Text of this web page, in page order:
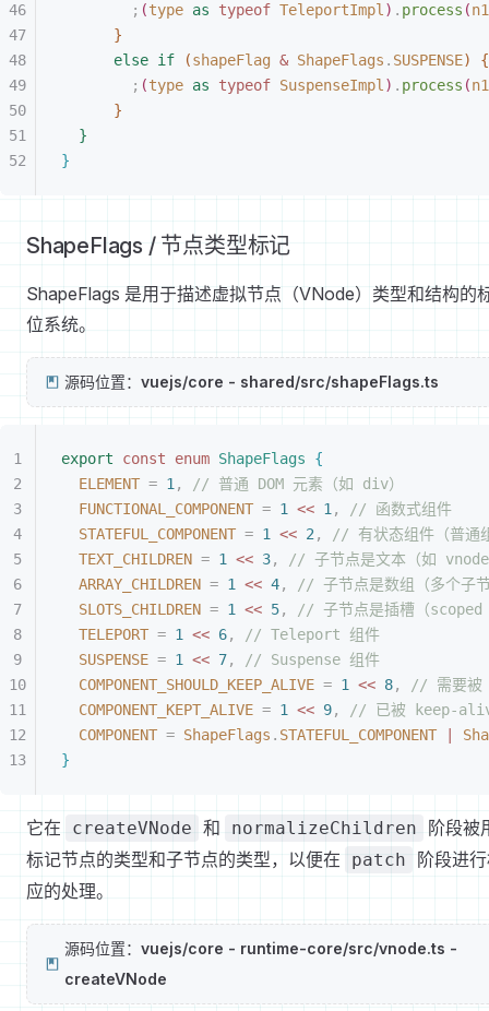
; (type as typeof TeleportImpl ) . process (n1
}
else if (shapeFlag & ShapeFlags . SUSPENSE)
{
; (type as typeof SuspenseImpl ) . process (n1
}
}
}
ShapeFlags / 节点类型标记
ShapeFlags 是用于描述虚拟节点（VNode）类型和结构的
位系统。
源码位置： vuejs/core - shared/src/shapeFlags.ts
export const enum ShapeFlags
{
ELEMENT = 1 ,
// 普通 DOM 元素（如 div）
FUNCTIONAL_COMPONENT = 1 << 1 ,
// 函数式组件
STATEFUL_COMPONENT = 1 << 2 ,
// 有状态组件（普通
TEXT_CHILDREN = 1 << 3,
// 子节点是文本（如
ARRAY_CHILDREN = 1 << 4,
// 子节点是数组（多个子
SLOTS_CHILDREN = 1 << 5,
// 子节点是插槽（
TELEPORT = 1 << 6,
// Teleport 组件
SUSPENSE = 1 << 7,
// Suspense 组件
COMPONENT_SHOULD_KEEP_ALIVE = 1 << 8,
// 需要被
COMPONENT_KEPT_ALIVE = 1 << 9,
// 已被 keep-
COMPONENT = ShapeFlags . STATEFUL_COMPONENT
}
它在 createVNode 和 normalizeChildren
阶段被
标记节点的类型和子节点的类型，以便在
patch
阶段进
应的处理。
源码位置： vuejs/core - runtime-core/src/vnode.ts -
createVNode